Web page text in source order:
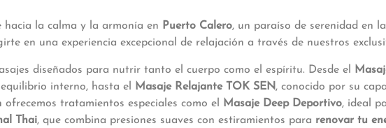
hacia la calma y la armonía en Puerto Calero, un paraíso de serenidad en
en una experiencia excepcional de relajación a través de nuestros
diseñados para nutrir tanto el cuerpo como el espíritu. Desde el
interno, hasta el Masaje Relajante TOK SEN, conocido por su
tratamientos especiales como el
Masaje Deep Deportivo, ideal
Thai, que combina presiones suaves con estiramientos para renovar tu